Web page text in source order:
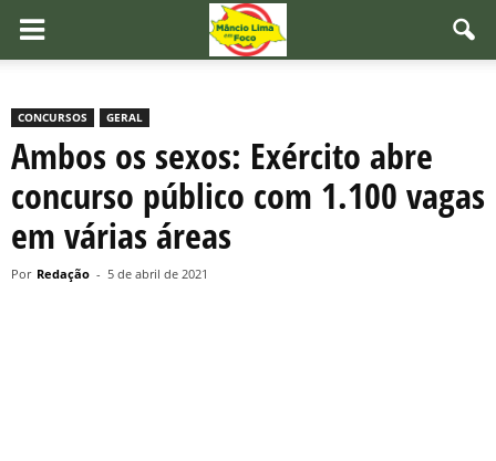
CONCURSOS GERAL
Ambos os sexos: Exército abre
concurso público com 1.100 vagas
em várias áreas
Por Redação - 5 de abril de 2021